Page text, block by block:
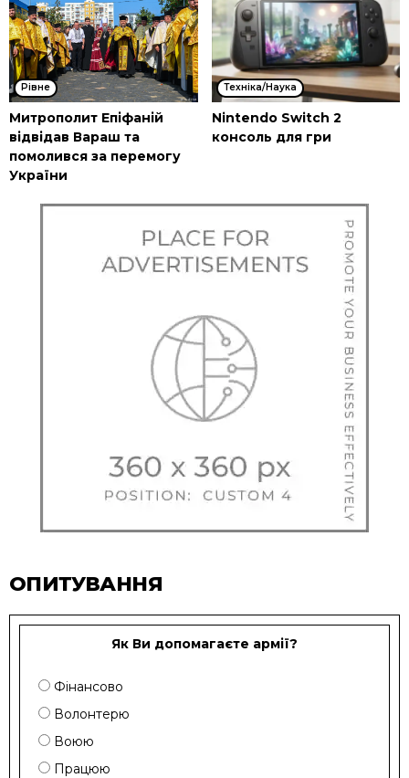
Рівне
Митрополит Епіфаній
відвідав Вараш та
помолився за перемогу
України
Техніка/Наука
Nintendo Switch 2
консоль для гри
ОПИТУВАННЯ
Як Ви допомагаєте армії?
Фінансово
Волонтерю
Воюю
Працюю